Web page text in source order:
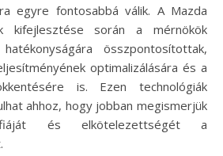
egyre fontosabbá válik. A Mazda
kifejlesztése során a mérnökök
összpontosítottak,
optimalizálására és a
is. Ezen technológiák
ahhoz, hogy jobban megismerjük
és elkötelezettségét a